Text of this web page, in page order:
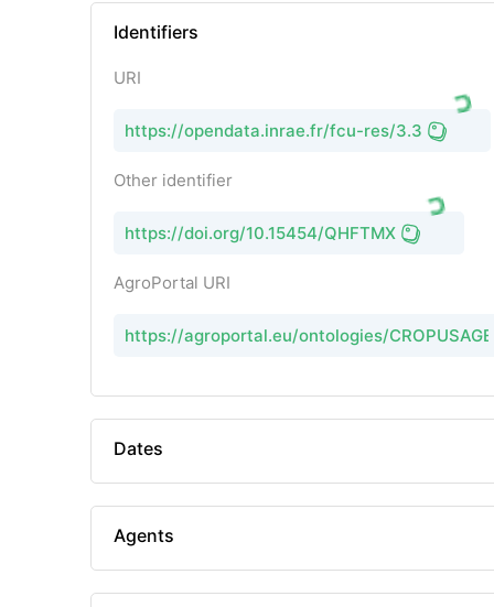
Identifiers
URI
https://opendata.inrae.fr/fcu-res/3.3
Other identifier
https://doi.org/10.15454/QHFTMX
AgroPortal URI
https://agroportal.eu/ontologies/CROPUSAGE
Dates
Agents